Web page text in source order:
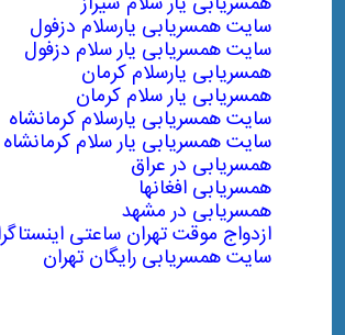
سایت همسریابی یارسلام دزفول
سایت همسریابی یار سلام دزفول
همسریابی یارسلام کرمان
همسریابی یار سلام کرمان
سایت همسریابی یارسلام کرمانشاه
سایت همسریابی یار سلام کرمانشاه
همسریابی در عراق
همسریابی افغانها
همسریابی در مشهد
ازدواج موقت تهران ساعتی
سایت همسریابی رایگان تهران